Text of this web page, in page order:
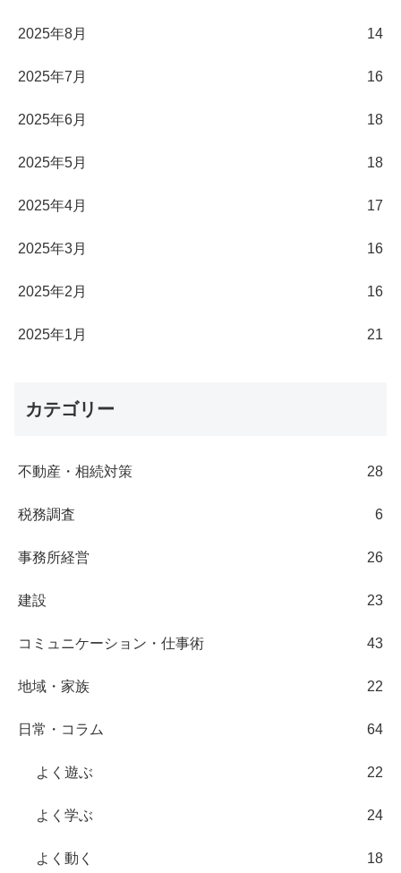
2025年8月 14
2025年7月 16
2025年6月 18
2025年5月 18
2025年4月 17
2025年3月 16
2025年2月 16
2025年1月 21
カテゴリー
不動産・相続対策 28
税務調査 6
事務所経営 26
建設 23
コミュニケーション・仕事術 43
地域・家族 22
日常・コラム 64
よく遊ぶ 22
よく学ぶ 24
よく動く 18